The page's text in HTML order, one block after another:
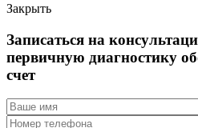
Закрыть
Записаться на
первичную диагностикy
счет